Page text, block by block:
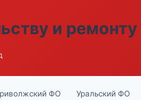
и ремонту
ФО Уральский ФО